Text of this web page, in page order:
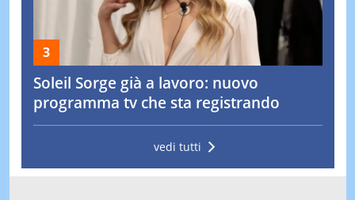
Soleil Sorge già a lavoro: nuovo
programma tv che sta registrando
vedi tutti